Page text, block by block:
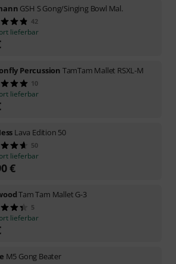
GSH S Gong/Singing Bowl Mal.
42
lieferbar
Percussion TamTam Mallet RSXL-M
10
lieferbar
Lava Edition 50
50
lieferbar
€
Tam Tam Mallet G-3
5
lieferbar
M5 Gong Beater